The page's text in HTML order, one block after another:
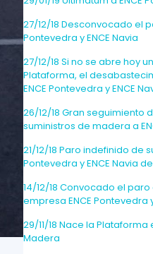
27/12/18 Desconvocado el
Pontevedra y ENCE Navia
27/12/18 Si no se abre hoy
Plataforma, el
ENCE Pontevedra y ENCE
26/12/18 Gran seguimiento
suministros de madera a
21/12/18 Paro indefinido de
Pontevedra y ENCE Navia
14/12/18 Convocado el
empresa ENCE Pontevedra
29/11/18 Nace la
Madera